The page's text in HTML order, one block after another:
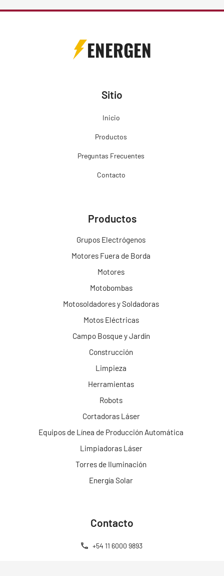
ENERGEN
Sitio
Inicio
Productos
Preguntas Frecuentes
Contacto
Productos
Grupos Electrógenos
Motores Fuera de Borda
Motores
Motobombas
Motosoldadores y Soldadoras
Motos Eléctricas
Campo Bosque y Jardín
Construcción
Limpieza
Herramientas
Robots
Cortadoras Láser
Equipos de Línea de Producción Automática
Limpiadoras Láser
Torres de Iluminación
Energía Solar
Contacto
+54 11 6000 9893